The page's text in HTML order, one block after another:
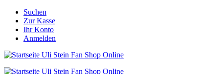
Suchen
Zur Kasse
Ihr Konto
Anmelden